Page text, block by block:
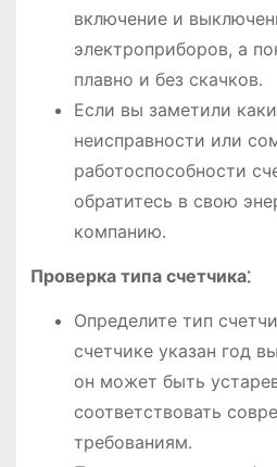
включение и
электроприборов, а
плавно и без скачков․
Если вы заметили
неисправности или
работоспособности
обратитесь в свою
компанию․
Проверка типа счетчика⁚
Определите тип
счетчике указан год
он может быть
соответствовать
требованиям․